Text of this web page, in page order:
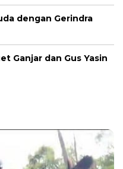
dengan Gerindra
Ganjar dan Gus Yasin